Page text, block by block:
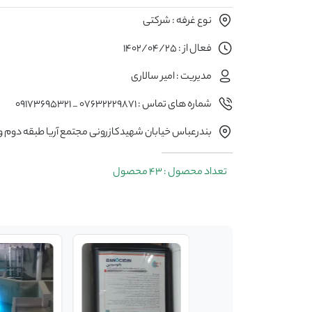
نوع غرفه : شرکتی
فعال از : 1402/04/25
مدیریت : امیر سالاری
شماره های تماس : ۰۷۶۳۲۲۲۹۸۷۱ _ ٠۹۱۷۳۶۹۵۳۲1
بندرعباس خیابان شهیدکازرونی مجتمع آریا طبقه دوم
تعداد محصول : 43 محصول